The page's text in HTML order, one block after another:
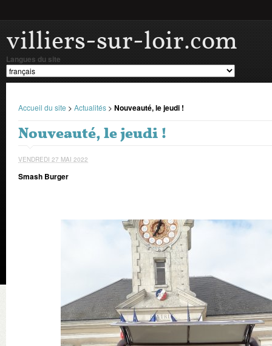
villiers-sur-loir.com
Langues du site
Accueil du site > Actualités > Nouveauté, le jeudi !
Nouveauté, le jeudi !
VENDREDI 27 MAI 2022
Smash Burger